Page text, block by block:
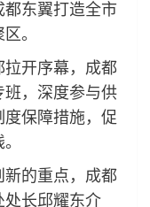
东翼打造全市
。
拉开序幕，成都
班，深度参与供
保障措施，促
的重点，成都
处长邱耀东介